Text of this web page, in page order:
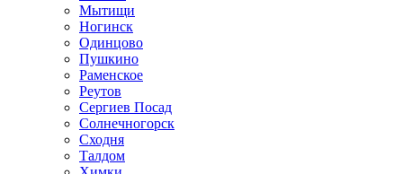
Мытищи
Ногинск
Одинцово
Пушкино
Раменское
Реутов
Сергиев Посад
Солнечногорск
Сходня
Талдом